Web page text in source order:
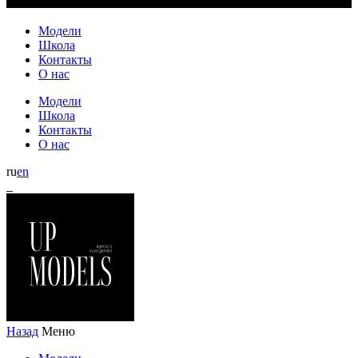
Модели
Школа
Контакты
О нас
Модели
Школа
Контакты
О нас
ruen
Назад Меню